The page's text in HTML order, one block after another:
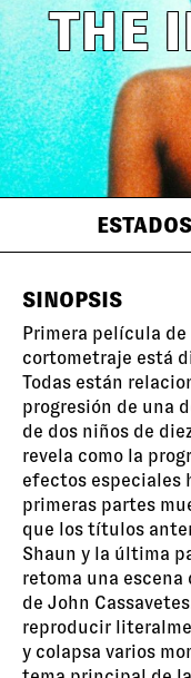
THE
SINOPSIS
Primera película
cortometraje está
Todas están
progresión de una
de dos niños de
revela como la
efectos especiales
primeras partes
que los títulos
Shaun y la última
retoma una escena
de John
reproducir
y colapsa varios